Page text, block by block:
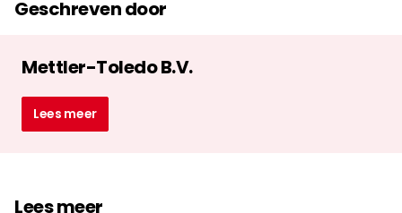
Geschreven door
Mettler-Toledo B.V.
Lees meer
Lees meer